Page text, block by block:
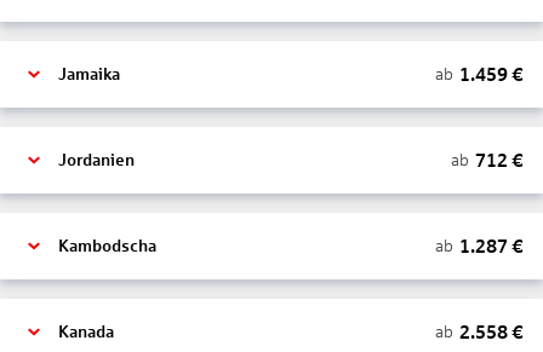
Jamaika ab 1.459€
Jordanien ab 712 €
Kambodscha ab 1.287 €
Kanada ab 2.558€